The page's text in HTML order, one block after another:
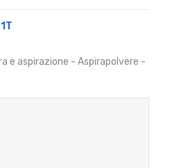
e aspirazione - Aspirapolvere -